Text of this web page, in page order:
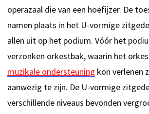
operazaal die van een hoefijzer. De
namen plaats in het U-vormige
allen uit op het podium. Vóór het
verzonken orkestbak, waarin het
muzikale ondersteuning kon verlenen
aanwezig te zijn. De U-vormige
verschillende niveaus bevonden